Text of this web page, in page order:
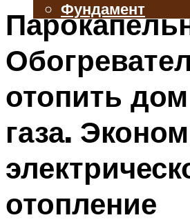
Фундамент
БАЛКОН И ЛОДЖИЯ
КРЫША
ВЕНТИЛЯЦИЯ
ТРУБЫ
Меню
отопить
газа.
отопление